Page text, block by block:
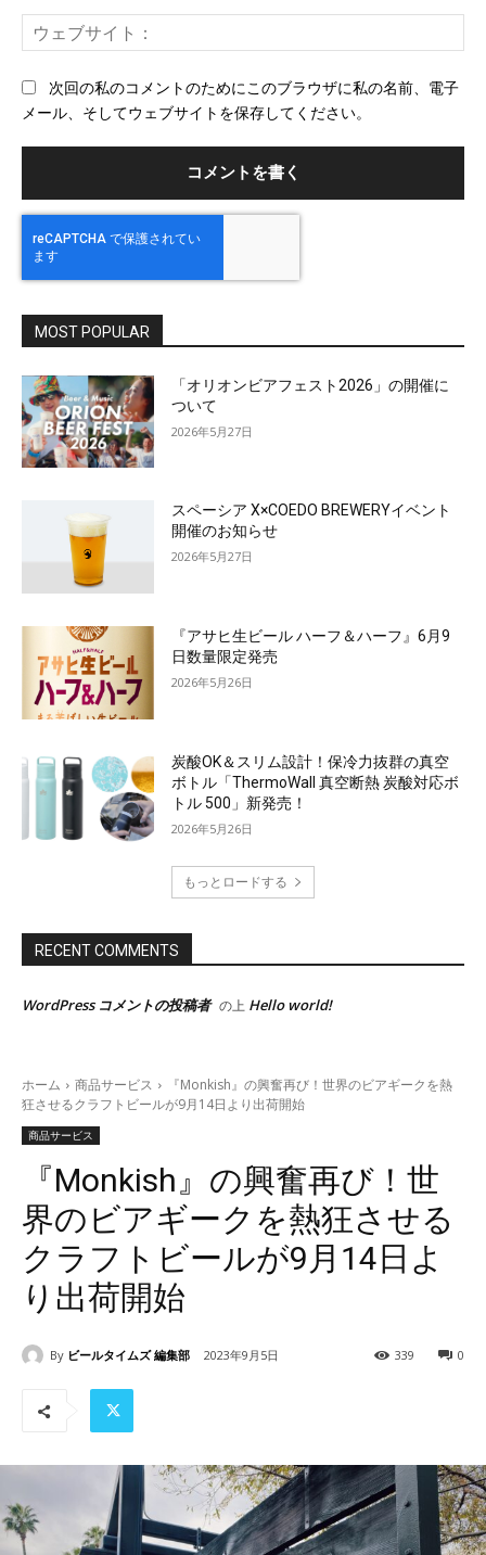
ー
ェ
次回の私のコメントのためにこのブラウザに私の名前、電子
メール、そしてウェブサイトを保存してください。
MOST POPULAR
「オリオンビアフェスト2026」の開催に
ついて
2026年5月27日
スペーシア X×COEDO BREWERYイベント
開催のお知らせ
2026年5月27日
『アサヒ生ビール ハーフ＆ハーフ』6月9
日数量限定発売
2026年5月26日
炭酸OK＆スリム設計！保冷力抜群の真空
ボトル「ThermoWall 真空断熱 炭酸対応ボ
トル 500」新発売！
2026年5月26日
もっとロードする
RECENT COMMENTS
WordPress コメントの投稿者 の上 Hello world!